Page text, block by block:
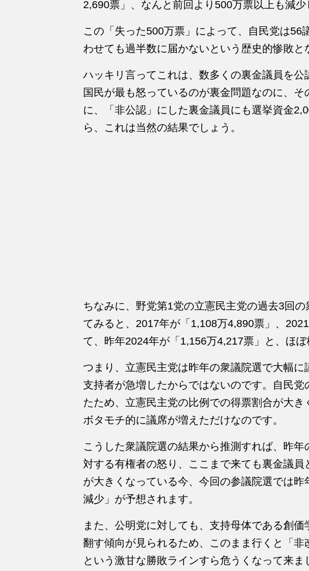
2,690票」、なんと前回より500万票以上も減少
この「失った500万票」によって、自民党は56
わせても過半数に届かないという歴史的惨敗と
ハッキリ言ってこれは、数多くの裏金議員を
国民が最も怒っているのが裏金問題なのに、
に、「非公認」にした裏金議員にも選挙資金
ら、これは当然の結果でしょう。
ちなみに、野党第1党の立憲民主党の過去3回
てみると、2017年が「1,108万4,890票」、
て、昨年2024年が「1,156万4,217票」と、ほぼ
つまり、立憲民主党は昨年の衆議院選で大幅
支持者が急増したからではないのです。自民党
たため、立憲民主党の比例での得票割合が大き
ボタモチ的に議席が増えただけなのです。
こうした衆議院選の結果から推測すれば、昨
対する有権者の怒り、ここまで来ても裏金議員
が大きくなっている今、今回の参議院選では
減少」が予想されます。
また、公明党に対しても、支持母体である創
翻す傾向が見られるため、このまま行くと「非
という激甘な勝敗ラインすら危うくなって来ま